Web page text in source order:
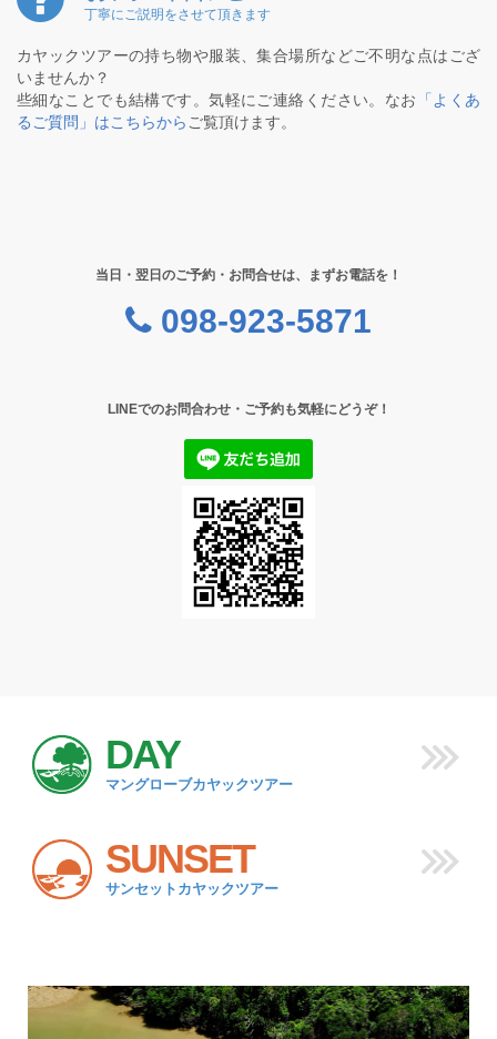
丁寧にご説明をさせて頂きます
カヤックツアーの持ち物や服装、集合場所などご不明な点はござ
いませんか？
些細なことでも結構です。気軽にご連絡ください。なお
「よくあ
るご質問」はこちらから ご覧頂けます。
当日・翌日のご予約・お問合せは、まずお電話を！
098-923-5871
LINEでのお問合わせ・ご予約も気軽にどうぞ！
DAY
マングローブカヤックツアー
SUNSET
サンセットカヤックツアー